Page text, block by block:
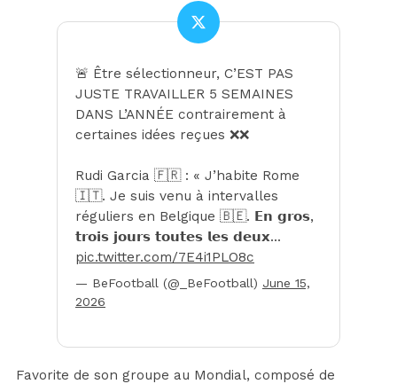
🚨 Être sélectionneur, C’EST PAS
JUSTE TRAVAILLER 5 SEMAINES
DANS L’ANNÉE contrairement à
certaines idées reçues ❌❌
Rudi Garcia 🇫🇷 : « J’habite Rome
🇮🇹. Je suis venu à intervalles
réguliers en Belgique 🇧🇪. 𝗘𝗻 𝗴𝗿𝗼𝘀,
𝘁𝗿𝗼𝗶𝘀 𝗷𝗼𝘂𝗿𝘀 𝘁𝗼𝘂𝘁𝗲𝘀 𝗹𝗲𝘀 𝗱𝗲𝘂𝘅…
pic.twitter.com/7E4i1PLO8c
— BeFootball (@_BeFootball) June 15,
2026
Favorite de son groupe au Mondial, composé de